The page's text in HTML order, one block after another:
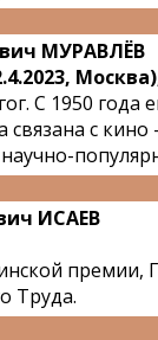
МУРАВЛЁВ
С 1950 года
связана с
ИСАЕВ
премии,
Труда.